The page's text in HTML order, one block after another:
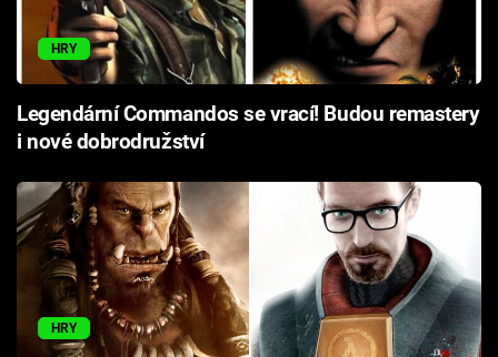
Sledujte nás
HRY
Legendární Commandos se vrací! Budou remastery
i nové dobrodružství
HRY